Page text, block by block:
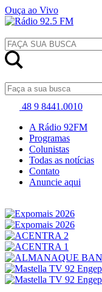
Ouça ao Vivo
48 9 8441.0010
A Rádio 92FM
Programas
Colunistas
Todas as notícias
Contato
Anuncie aqui